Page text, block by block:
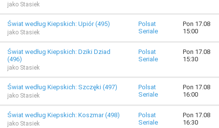
jako Stasiek
Świat według Kiepskich: Upiór (495)
jako Stasiek
Polsat
Seriale
Pon 17.08
15:00
Świat według Kiepskich: Dziki Dziad
(496)
jako Stasiek
Polsat
Seriale
Pon 17.08
15:30
Świat według Kiepskich: Szczęki (497)
jako Stasiek
Polsat
Seriale
Pon 17.08
16:00
Świat według Kiepskich: Koszmar (498)
jako Stasiek
Polsat
Seriale
Pon 17.08
16:30